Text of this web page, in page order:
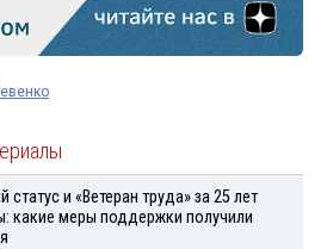
статус и «Ветеран труда» за 25 лет
какие меры поддержки получили